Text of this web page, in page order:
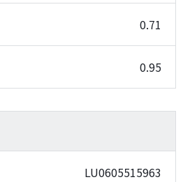
0.71
0.95
LU0605515963